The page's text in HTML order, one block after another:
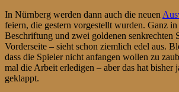
In Nürnberg werden dann auch die neuen
feiern, die gestern vorgestellt wurden. Ganz
Beschriftung und zwei goldenen senkrechten
Vorderseite – sieht schon ziemlich edel aus.
dass die Spieler nicht anfangen wollen zu
mal die Arbeit erledigen – aber das hat bisher
geklappt.